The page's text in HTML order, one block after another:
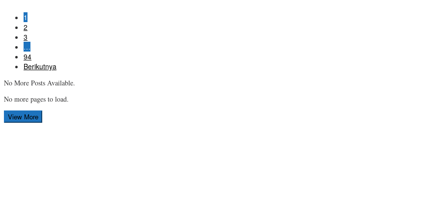
1
2
3
…
94
Berikutnya
No More Posts Available.
No more pages to load.
View More